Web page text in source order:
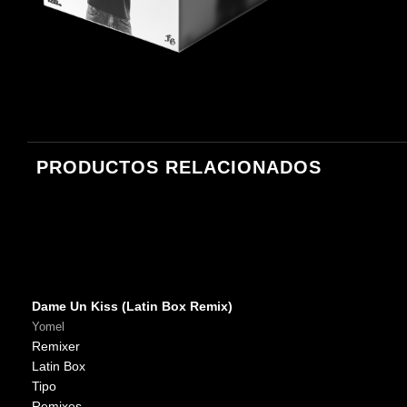
PRODUCTOS RELACIONADOS
Dame Un Kiss (Latin Box Remix)
Yomel
Remixer
Latin Box
Tipo